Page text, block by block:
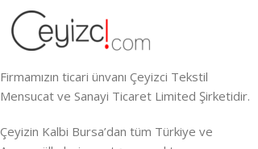
Firmamızın ticari ünvanı Çeyizci Tekstil
Mensucat ve Sanayi Ticaret Limited Şirketidir.
Çeyizin Kalbi Bursa’dan tüm Türkiye ve